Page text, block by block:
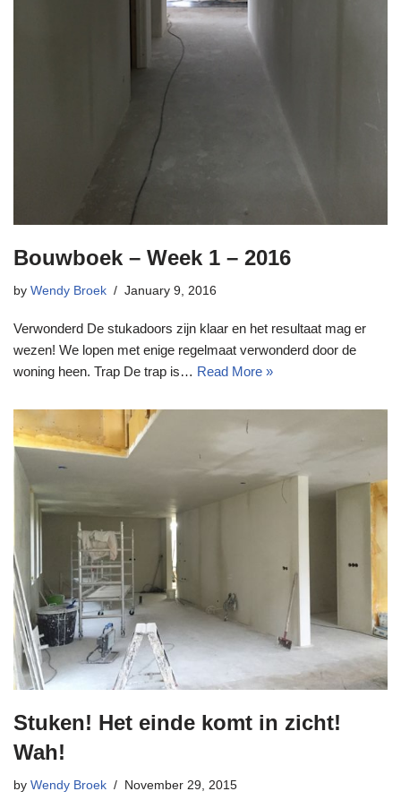
Bouwboek – Week 1 – 2016
by Wendy Broek January 9, 2016
Verwonderd De stukadoors zijn klaar en het resultaat mag er
wezen! We lopen met enige regelmaat verwonderd door de
woning heen. Trap De trap is… Read More »
Stuken! Het einde komt in zicht!
Wah!
by Wendy Broek November 29, 2015